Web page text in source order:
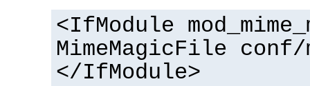
<IfModule
MimeMagicFile conf/
</IfModule>